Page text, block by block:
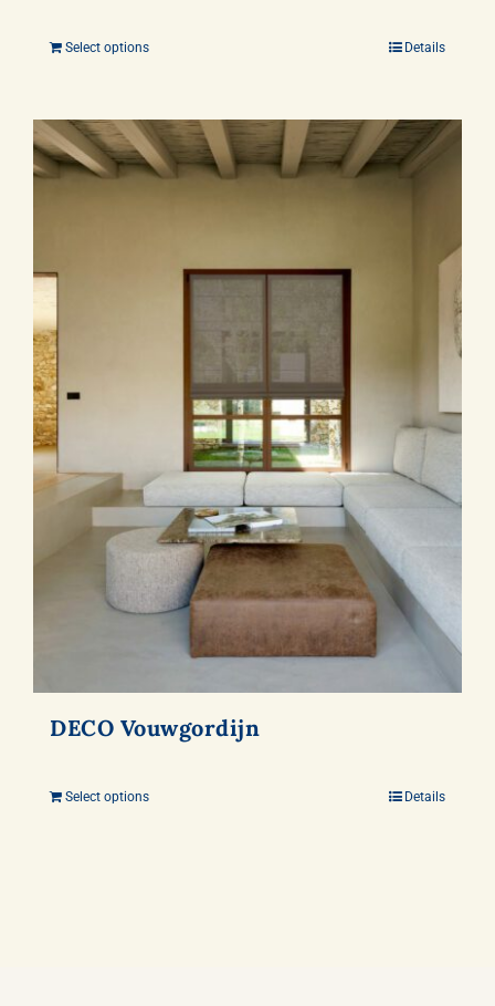
Select options Details
DECO Vouwgordijn
Select options Details